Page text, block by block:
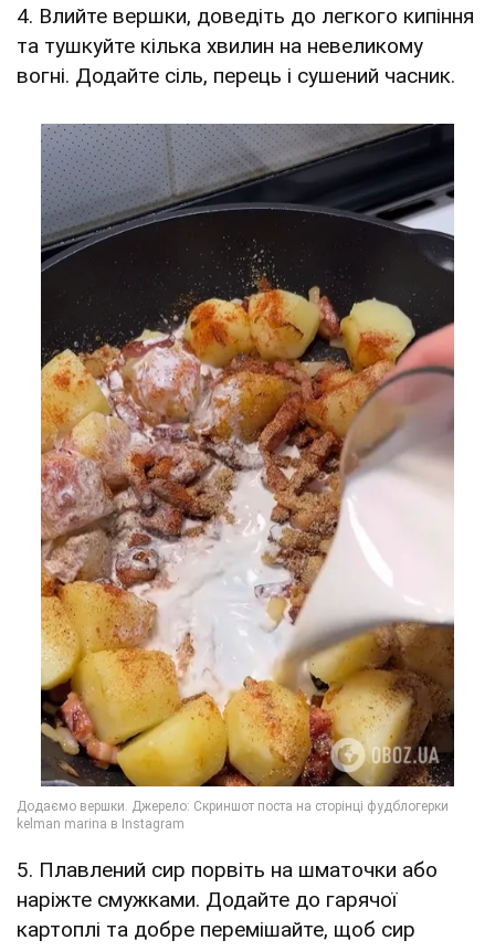
4. Влийте вершки, доведіть до легкого кипіння
та тушкуйте кілька хвилин на невеликому
вогні. Додайте сіль, перець і сушений часник.
5. Плавлений сир порвіть на шматочки або
наріжте смужками. Додайте до гарячої
картоплі та добре перемішайте, щоб сир